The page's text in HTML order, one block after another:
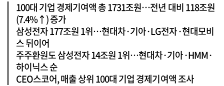
100대 기업 경제기여액 총 1731조원…전년 대비 118조원
(7.4%↑) 증가
삼성전자 177조원 1위…현대차·기아·LG전자·현대모비
스 뒤이어
주주환원도 삼성전자 14조원 1위…현대차·기아·HMM·
하이닉스 순
CEO스코어, 매출 상위 100대 기업 경제기여액 조사